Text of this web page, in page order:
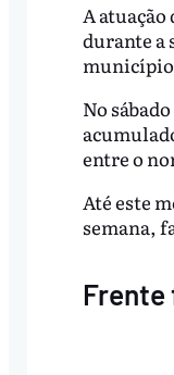
A atuação
durante a
No
entre o
Até este
semana,
Frente